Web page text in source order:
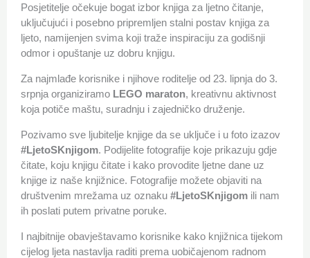
Posjetitelje očekuje bogat izbor knjiga za ljetno čitanje,
uključujući i posebno pripremljen stalni postav knjiga za
ljeto, namijenjen svima koji traže inspiraciju za godišnji
odmor i opuštanje uz dobru knjigu.
Za najmlađe korisnike i njihove roditelje od 23. lipnja do 3.
srpnja organiziramo LEGO maraton, kreativnu aktivnost
koja potiče maštu, suradnju i zajedničko druženje.
Pozivamo sve ljubitelje knjige da se uključe i u foto izazov
#LjetoSKnjigom. Podijelite fotografije koje prikazuju gdje
čitate, koju knjigu čitate i kako provodite ljetne dane uz
knjige iz naše knjižnice. Fotografije možete objaviti na
društvenim mrežama uz oznaku #LjetoSKnjigom ili nam
ih poslati putem privatne poruke.
I najbitnije obavještavamo korisnike kako knjižnica tijekom
cijelog ljeta nastavlja raditi prema uobičajenom radnom